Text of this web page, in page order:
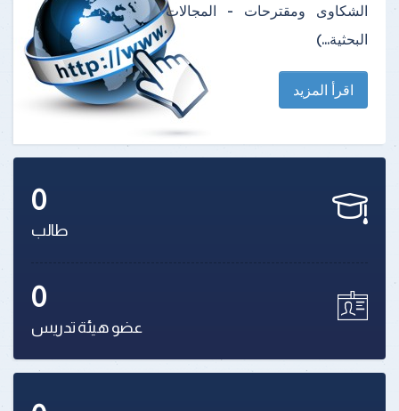
الشكاوى ومقترحات - المجالات
البحثية...)
اقرأ المزيد
0
طالب
0
عضو هيئة تدريس